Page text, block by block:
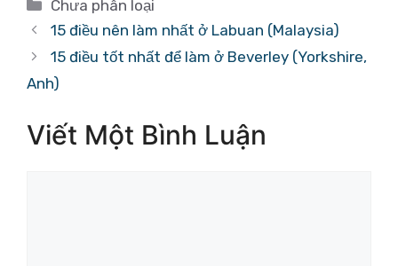
Danh
mục
Chưa phân loại
15 điều nên làm nhất ở Labuan (Malaysia)
15 điều tốt nhất để làm ở Beverley (Yorkshire,
Anh)
Viết Một Bình Luận